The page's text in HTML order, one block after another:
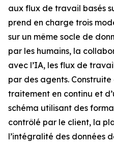
aux flux de travail basés
prend en charge trois
sur un même socle de
par les humains, la
avec l’IA, les flux de
par des agents.
traitement en continu et
schéma utilisant des
contrôlé par le client, la
l’intégralité des données